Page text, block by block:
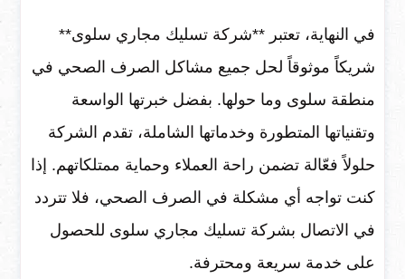
في النهاية، تعتبر **شركة تسليك مجاري سلوى**
شريكاً موثوقاً لحل جميع مشاكل الصرف الصحي في
منطقة سلوى وما حولها. بفضل خبرتها الواسعة
وتقنياتها المتطورة وخدماتها الشاملة، تقدم الشركة
حلولاً فعّالة تضمن راحة العملاء وحماية ممتلكاتهم. إذا
كنت تواجه أي مشكلة في الصرف الصحي، فلا تتردد
في الاتصال بشركة تسليك مجاري سلوى للحصول
على خدمة سريعة ومحترفة.